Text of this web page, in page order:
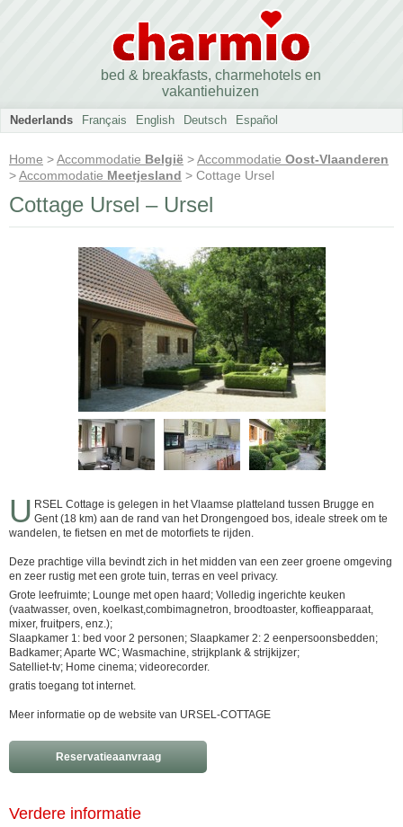
bed & breakfasts, charmehotels en
vakantiehuizen
Nederlands Français English Deutsch Español
Home >Accommodatie België >Accommodatie Oost-Vlaanderen
>Accommodatie Meetjesland > Cottage Ursel
Cottage Ursel – Ursel
U RSEL Cottage is gelegen in het Vlaamse platteland tussen Brugge en
Gent (18 km) aan de rand van het Drongengoed bos, ideale streek om te
wandelen, te fietsen en met de motorfiets te rijden.
Deze prachtige villa bevindt zich in het midden van een zeer groene omgeving
en zeer rustig met een grote tuin, terras en veel privacy.
Grote leefruimte; Lounge met open haard; Volledig ingerichte keuken
(vaatwasser, oven, koelkast,combimagnetron, broodtoaster, koffieapparaat,
mixer, fruitpers, enz.);
Slaapkamer 1: bed voor 2 personen; Slaapkamer 2: 2 eenpersoonsbedden;
Badkamer; Aparte WC; Wasmachine, strijkplank & strijkijzer;
Satelliet-tv; Home cinema; videorecorder.
gratis toegang tot internet.
Meer informatie op de website van URSEL-COTTAGE
Reservatieaanvraag
Verdere informatie